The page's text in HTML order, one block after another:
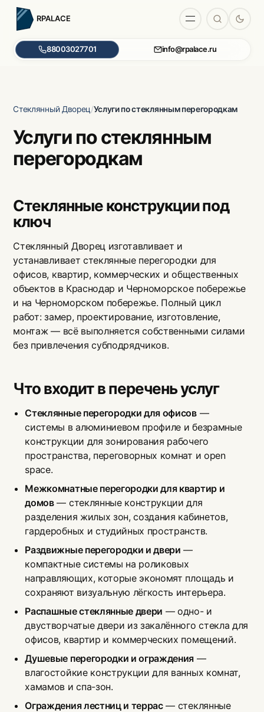
RPALACE
88003027701 info@rpalace.ru
Стеклянный Дворец Услуги по стеклянным перегородкам
Услуги по стеклянным
перегородкам
Стеклянные конструкции под
ключ
Стеклянный Дворец изготавливает и
устанавливает стеклянные перегородки для
офисов, квартир, коммерческих и общественных
объектов в Краснодар и Черноморское побережье
и на Черноморском побережье. Полный цикл
работ: замер, проектирование, изготовление,
монтаж — всё выполняется собственными силами
без привлечения субподрядчиков.
Что входит в перечень услуг
Стеклянные перегородки для офисов—
системы в алюминиевом профиле и безрамные
конструкции для зонирования рабочего
пространства, переговорных комнат и open
space.
Межкомнатные перегородки для квартир и
домов— стеклянные конструкции для
разделения жилых зон, создания кабинетов,
гардеробных и студийных пространств.
Раздвижные перегородки и двери —
компактные системы на роликовых
направляющих, которые экономят площадь и
сохраняют визуальную лёгкость интерьера.
Распашные стеклянные двери — одно- и
двустворчатые двери из закалённого стекла для
офисов, квартир и коммерческих помещений.
Душевые перегородки и ограждения —
влагостойкие конструкции для ванных комнат,
хамамов и спа-зон.
Ограждения лестниц и террас— стеклянные